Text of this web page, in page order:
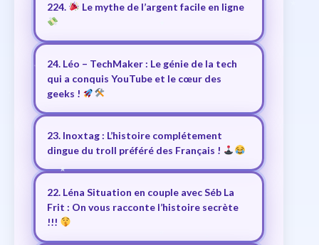
224. Le mythe de l’argent facile en ligne
24. Léo – TechMaker : Le génie de la tech
qui a conquis YouTube et le cœur des
geeks !
23. Inoxtag : L’histoire complétement
dingue du troll préféré des Français !
22. Léna Situation en couple avec Séb La
Frit : On vous racconte l’histoire secrète
!!!